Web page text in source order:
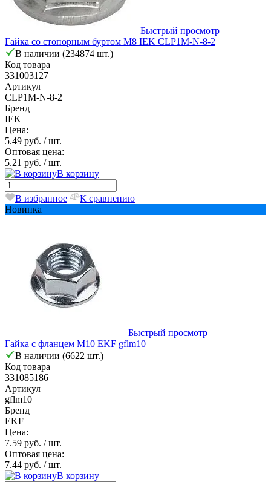
Быстрый просмотр
Гайка со стопорным буртом М8 IEK CLP1M-N-8-2
В наличии (234874 шт.)
Код товара
331003127
Артикул
CLP1M-N-8-2
Бренд
IEK
Цена:
5.49 руб. / шт.
Оптовая цена:
5.21 руб. / шт.
В корзину
В избранное
К сравнению
Новинка
Быстрый просмотр
Гайка с фланцем М10 EKF gflm10
В наличии (6622 шт.)
Код товара
331085186
Артикул
gflm10
Бренд
EKF
Цена:
7.59 руб. / шт.
Оптовая цена:
7.44 руб. / шт.
В корзину